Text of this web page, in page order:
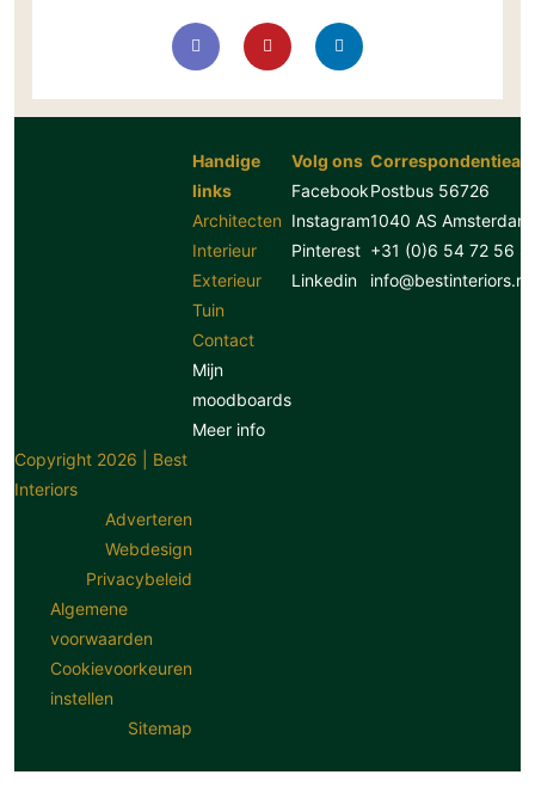
Aannemers Interieur
Binnenzwembaden
Wijnkelder en wijnkasten
Handige
links
Architecten
Interieur
Exterieur
Tuin
Contact
Mijn
moodboards
Meer info
Volg ons
Facebook
Instagram
Pinterest
Linkedin
Postbus 56726
1040 AS Amsterdam
+31 (0)6 54 72 56
info@bestinteriors.nl
Copyright 2026 | Best
Interiors
Adverteren
Webdesign
Privacybeleid
Algemene
voorwaarden
Cookievoorkeuren
instellen
Sitemap